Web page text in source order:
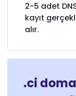
2-5 adet
kayıt
alır.
.ci